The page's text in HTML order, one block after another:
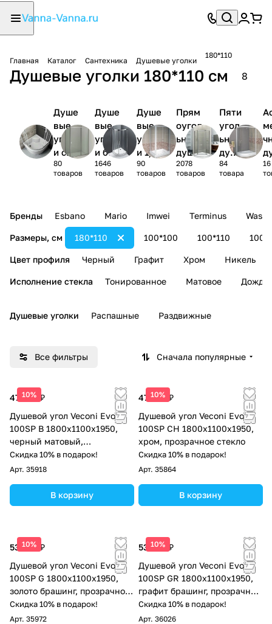
Главная Каталог Сантехника Душевые уголки
180*110
Душевые уголки 180*110 см 8
Душе
вые
уголк
и с
поддо
ном
80
товаров
Душе
вые
уголк
и без
поддо
на
1646
товаров
Душе
вые
уголк
и 1/4
круга
90
товаров
Прям
оугол
ьные
душев
ые
уголк
2078
товаров
Пяти
угол
ьные
душе
вые
угол
84
товара
16
Бренды Esbano Mario Imwei Terminus
Размеры, см 100*100 100*110
180*110
Цвет профиля Черный Графит Хром Никель
Исполнение стекла Тонированное Матовое Дождь
Душевые уголки Распашные Раздвижные
Все фильтры Сначала популярные
10%
47 924 ₽
Душевой угол Veconi Evo
100SP B 1800х1100x1950,
черный матовый,
прозрачное стекло
Скидка 10% в подарок!
Арт. 35918
В корзину
10%
47 924 ₽
Душевой угол Veconi Evo
100SP CH 1800х1100x1950,
хром, прозрачное стекло
Скидка 10% в подарок!
Арт. 35864
В корзину
10%
53 824 ₽
Душевой угол Veconi Evo
100SP G 1800х1100x1950,
золото брашинг, прозрачное
стекло
Скидка 10% в подарок!
Арт. 35972
10%
53 824 ₽
Душевой угол Veconi Evo
100SP GR 1800х1100x1950,
графит брашинг, прозрачное
стекло
Скидка 10% в подарок!
Арт. 36026